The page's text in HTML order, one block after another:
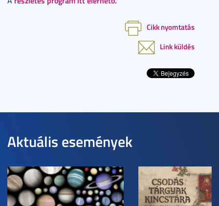
Cikk nyomtatás
Link küldés
Aktuális események